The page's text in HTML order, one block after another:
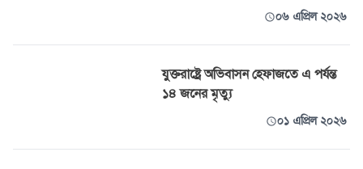
০৬ এপ্রিল ২০২৬
যুক্তরাষ্ট্রে অভিবাসন হেফাজতে এ পর্যন্ত
১৪ জনের মৃত্যু
০১ এপ্রিল ২০২৬